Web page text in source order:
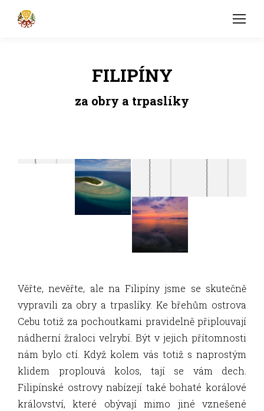
FILIPÍNY
za obry a trpaslíky
Věřte, nevěřte, ale na Filipíny jsme se skutečně
vypravili za obry a trpaslíky. Ke břehům ostrova
Cebu totiž za pochoutkami pravidelně připlouvají
nádherní žraloci velrybí. Být v jejich přítomnosti
nám bylo ctí. Když kolem vás totiž s naprostým
klidem proplouvá kolos, tají se vám dech.
Filipínské ostrovy nabízejí také bohaté korálové
království, které obývají mimo jiné vznešené